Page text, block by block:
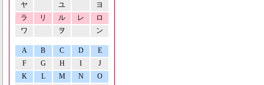
ヤ
ユ
ヨ
ラ
リ ル レ
ロ
ワ
ヲ ン
A B C D
E
F
G H I
J
K
L M N O